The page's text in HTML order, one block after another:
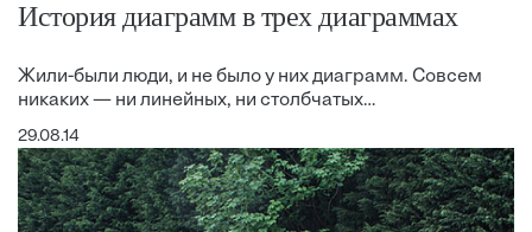
История диаграмм в трех диаграммах
Жили-были люди, и не было у них диаграмм. Совсем
никаких — ни линейных, ни столбчатых…
29.08.14